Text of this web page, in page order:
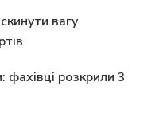
вагу
фахівці розкрили 3